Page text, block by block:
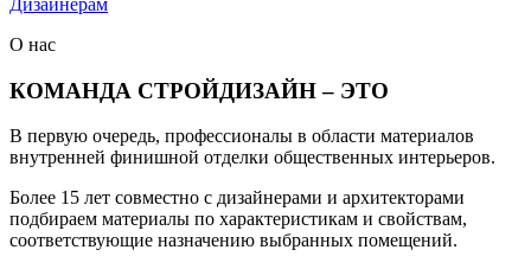
Дизайнерам
О нас
КОМАНДА СТРОЙДИЗАЙН – ЭТО
В первую очередь, профессионалы в области материалов
внутренней финишной отделки общественных интерьеров.
Более 15 лет совместно с дизайнерами и архитекторами
подбираем материалы по характеристикам и свойствам,
соответствующие назначению выбранных помещений.